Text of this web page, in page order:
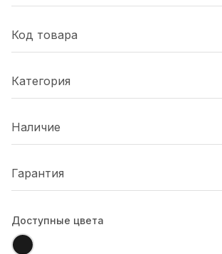
Код товара
Категория
Наличие
Гарантия
Доступные цвета